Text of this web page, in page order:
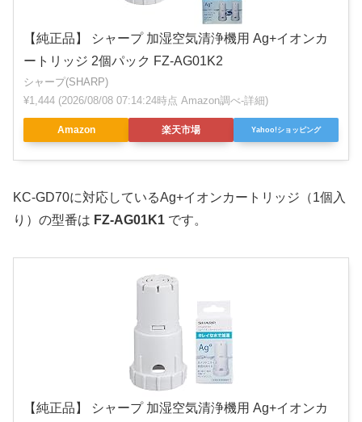
【純正品】 シャープ 加湿空気清浄機用 Ag+イオンカ
ートリッジ 2個パック FZ-AG01K2
シャープ(SHARP)
¥1,444 (2026/08/08 07:14:24時点 Amazon調べ-詳細)
Amazon 楽天市場 Yahoo!ショッピング
KC-GD70に対応しているAg+イオンカートリッジ（1個入
り）の型番は FZ-AG01K1 です。
【純正品】 シャープ 加湿空気清浄機用 Ag+イオンカ